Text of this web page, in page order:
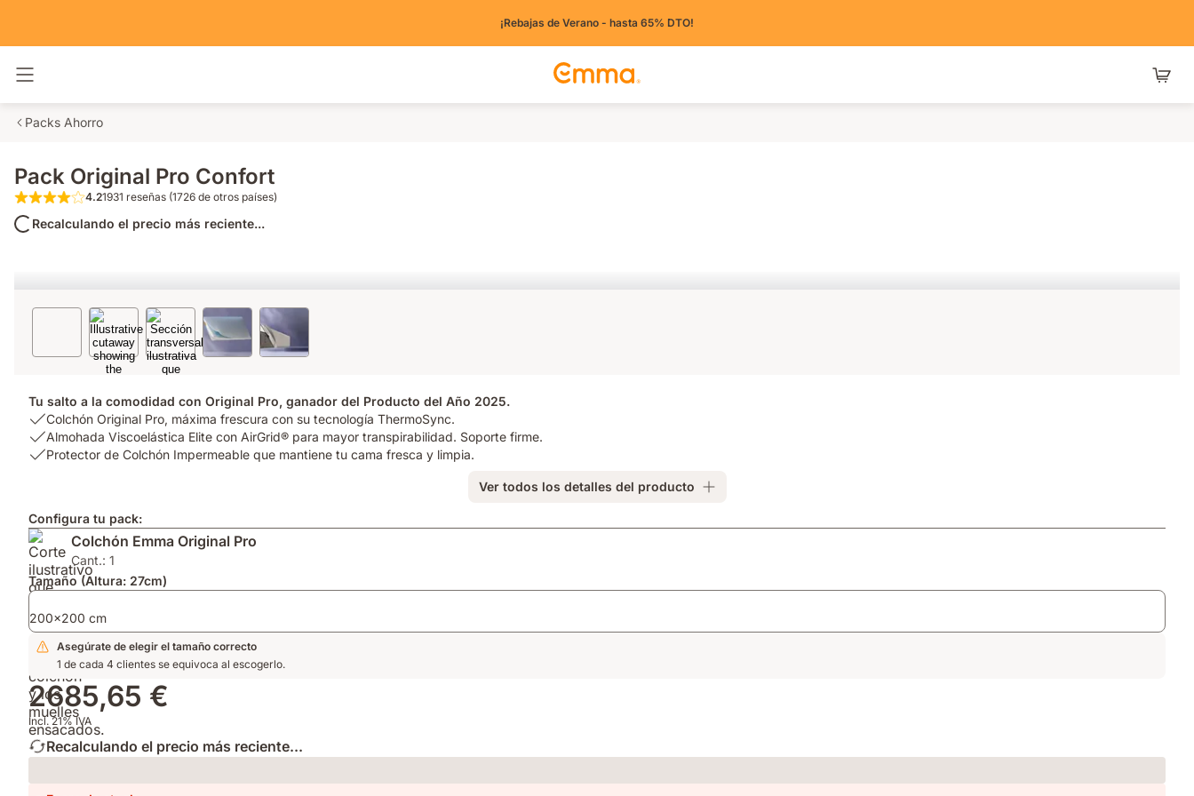
¡Rebajas de Verano - hasta 65% DTO!
Packs Ahorro
Pack Original Pro Confort
4.2 de 5 estrellas 1931 reseñas (1726 de otros países)
4.21931 reseñas (1726 de otros países)
Recalculando el precio más reciente...
Tu salto a la comodidad con Original Pro, ganador del Producto del Año 2025.
USP
1:
Colchón
frescura
con
su
tecnología
ThermoSync.
Colchón Original Pro, máxima frescura con su tecnología ThermoSync.
USP
2:
con
AirGrid®
para
mayor
transpirabilidad.
Soporte
firme.
Almohada Viscoelástica Elite con AirGrid® para mayor transpirabilidad. Soporte firme.
USP
Colchón
Impermeable
que
mantiene
tu
cama
fresca
limpia.
Protector de Colchón Impermeable que mantiene tu cama fresca y limpia.
Ver todos los detalles del producto
Configura tu pack:
Colchón Emma Original Pro
Cant.: 1
Tamaño (Altura: 27cm)
200x200 cm
Asegúrate de elegir el tamaño correcto
1 de cada 4 clientes se equivoca al escogerlo.
2685,65 €
Incl. 21% IVA
Recalculando el precio más reciente...
Loading